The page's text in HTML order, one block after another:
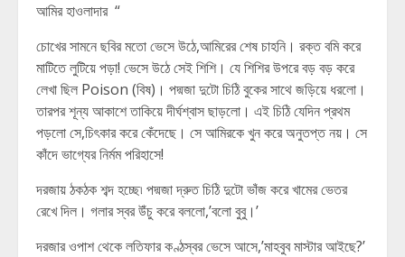
আমির হাওলাদার “
চোখের সামনে ছবির মতো ভেসে উঠে,আমিরের শেষ চাহনি। রক্ত বমি করে
মাটিতে লুটিয়ে পড়া! ভেসে উঠে সেই শিশি। যে শিশির উপরে বড় বড় করে
লেখা ছিল Poison (বিষ)। পদ্মজা দুটো চিঠি বুকের সাথে জড়িয়ে ধরলো।
তারপর শূন্য আকাশে তাকিয়ে দীর্ঘশ্বাস ছাড়লো। এই চিঠি যেদিন প্রথম
পড়লো সে,চিৎকার করে কেঁদেছে। সে আমিরকে খুন করে অনুতপ্ত নয়। সে
কাঁদে ভাগ্যের নির্মম পরিহাসে!
দরজায় ঠকঠক শব্দ হচ্ছে৷ পদ্মজা দ্রুত চিঠি দুটো ভাঁজ করে খামের ভেতর
রেখে দিল। গলার স্বর উঁচু করে বললো,’বলো বুবু।’
দরজার ওপাশ থেকে লতিফার কণ্ঠস্বর ভেসে আসে,’মাহবুব মাস্টার আইছে?’